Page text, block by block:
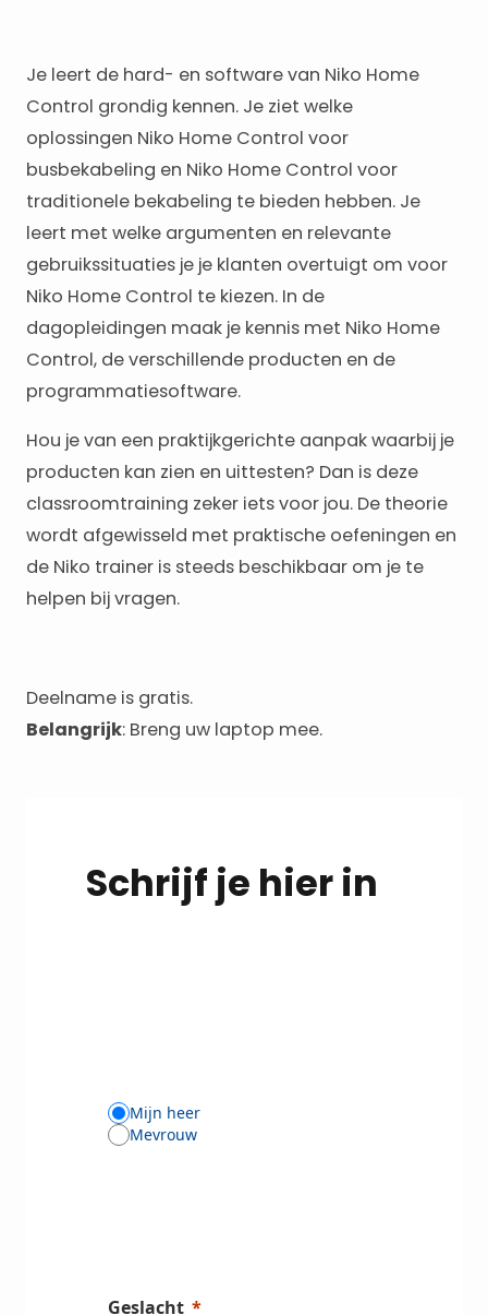
Je leert de hard- en software van Niko Home
Control grondig kennen. Je ziet welke
oplossingen Niko Home Control voor
busbekabeling en Niko Home Control voor
traditionele bekabeling te bieden hebben. Je
leert met welke argumenten en relevante
gebruikssituaties je je klanten overtuigt om voor
Niko Home Control te kiezen. In de
dagopleidingen maak je kennis met Niko Home
Control, de verschillende producten en de
programmatiesoftware.
Hou je van een praktijkgerichte aanpak waarbij je
producten kan zien en uittesten? Dan is deze
classroomtraining zeker iets voor jou. De theorie
wordt afgewisseld met praktische oefeningen en
de Niko trainer is steeds beschikbaar om je te
helpen bij vragen.
Deelname is gratis.
Belangrijk: Breng uw laptop mee.
Schrijf je hier in
Mijn heer
Mevrouw
Geslacht